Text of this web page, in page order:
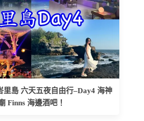
里島 六天五夜自由行–Day4 海神
Finns 海邊酒吧！